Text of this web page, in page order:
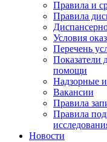
Правила и
Правила
Условия
Перечень
Показатели
помощи
Надзорные
Вакансии
Правила
Правила
Новости